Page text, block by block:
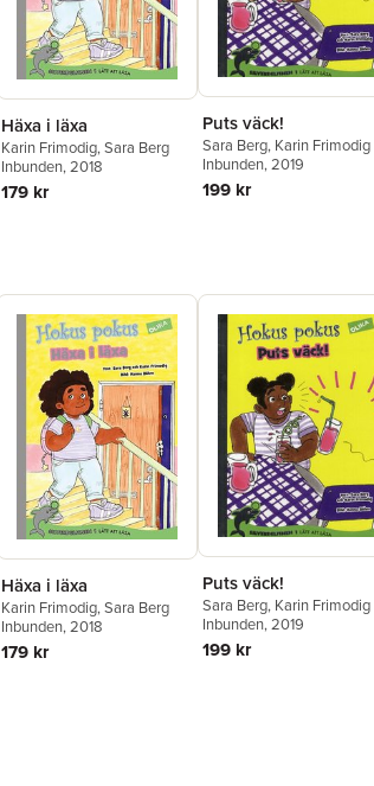
Häxa i läxa
Karin Frimodig,Sara Berg
Inbunden, 2018
179 kr
Puts väck!
Sara Berg, Karin Frimodig
Inbunden, 2019
199 kr
Häxa i läxa
Karin Frimodig,Sara Berg
Inbunden, 2018
179 kr
Puts väck!
Sara Berg, Karin Frimodig
Inbunden, 2019
199 kr